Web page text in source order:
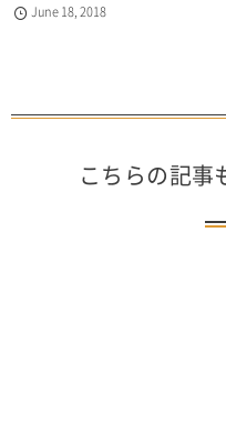
June18,2018
こちらの記事